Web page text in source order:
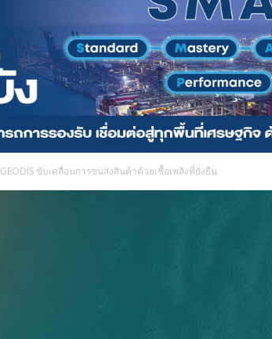
GEODIS ขับเคลื่อนการขนส่งสินค้าด้วยเชื้อเพลิงที่ยั่งยืน